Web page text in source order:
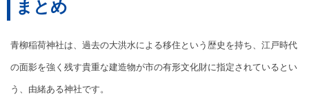
まとめ
青柳稲荷神社は、過去の大洪水による移住という歴史を持ち、江戸時代
の面影を強く残す貴重な建造物が市の有形文化財に指定されているとい
う、由緒ある神社です。